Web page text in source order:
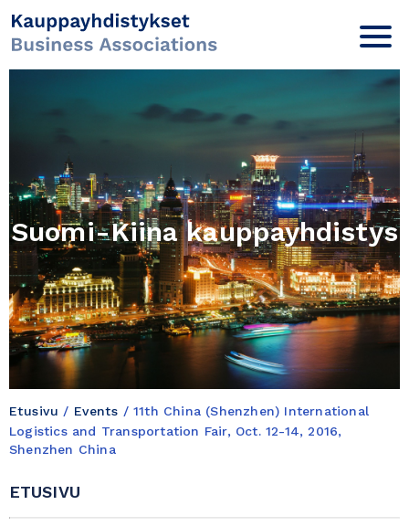
Suomi-Kiina kauppayhdistys
Etusivu / Events / 11th China (Shenzhen) International
Logistics and Transportation Fair, Oct. 12-14, 2016,
Shenzhen China
ETUSIVU